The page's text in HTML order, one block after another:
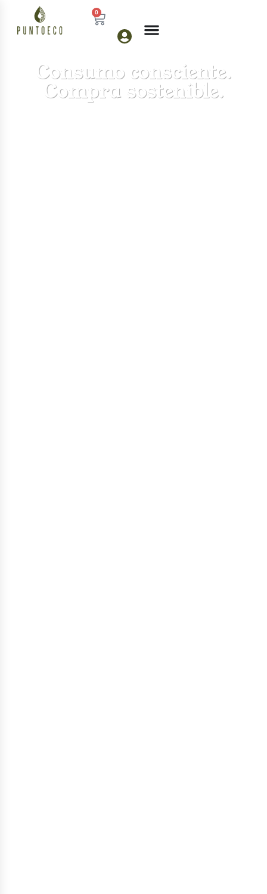
0
Consumo consciente.
Compra sostenible.